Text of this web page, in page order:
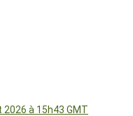
2026 à 15h43 GMT